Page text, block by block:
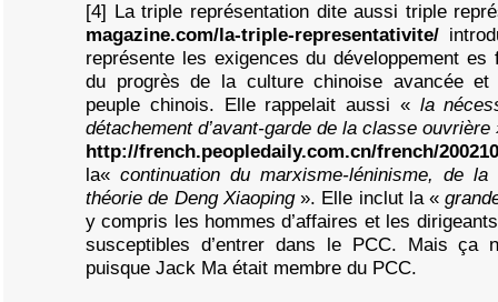
[4] La triple représentation dite aussi triple
magazine.com/la-triple-representativite/
représente les exigences du développement
du progrès de la culture chinoise avancée et
peuple chinois. Elle rappelait aussi «la
détachement d’avant-garde de la classe ouvrière
http://french.peopledaily.com.cn/french/
la« continuation du marxisme-léninisme, de
théorie de Deng Xiaoping». Elle inclut la «
y compris les hommes d’affaires et les
susceptibles d’entrer dans le PCC. Mais ça
puisque Jack Ma était membre du PCC.